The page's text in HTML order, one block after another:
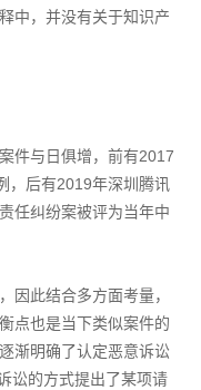
中，并没有关于知识产
件与日俱增，前有2017
，后有2019年深圳腾讯
任纠纷案被评为当年中
因此结合多方面考量，
点也是当下类似案件的
渐明确了认定恶意诉讼
讼的方式提出了某项请